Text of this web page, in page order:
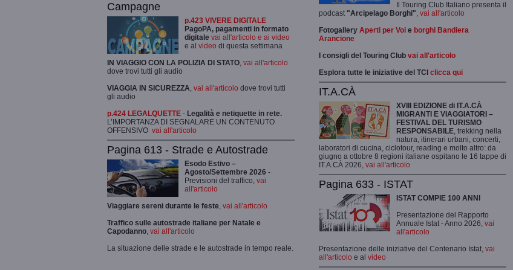
Campagne
p.423 VIVERE DIGITALE
PagoPA, pagamenti in formato
digitale vai all'articolo e ai video
e al video di questa settimana
IN VIAGGIO CON LA POLIZIA DI STATO, vai all'articolo
dove trovi tutti gli audio
VIAGGIA IN SICUREZZA, vai all'articolo dove trovi tutti
gli audio
p.424 LEGALQUETTE - Legalità e netiquette in rete.
L’IMPORTANZA DI SEGNALARE UN CONTENUTO
OFFENSIVO vai all'articolo
Pagina 613 - Strade e Autostrade
Esodo Estivo –
Agosto/Settembre 2026 -
Previsioni del traffico, vai
all'articolo
Viaggiare sereni durante le feste, vai all'articolo
Traffico sulle autostrade italiane per Natale e
Capodanno, vai all'articolo
La situazione delle strade e le autostrade in tempo reale.
Il Touring Club Italiano presenta il
podcast "Arcipelago Borghi", vai all'articolo
Fotogallery Aperti per Voi e borghi Bandiera
Arancione
I consigli del Touring Club vai all'articolo
Esplora tutte le iniziative del TCI clicca qui
IT.A.CÀ
XVIII EDIZIONE di IT.A.CÀ
MIGRANTI E VIAGGIATORI –
FESTIVAL DEL TURISMO
RESPONSABILE, trekking nella
natura, itinerari urbani, concerti,
laboratori di cucina, ciclotour, reading e molto altro: da
giugno a ottobre 8 regioni italiane ospitano le 16 tappe di
IT.A.CÀ 2026, vai all'articolo
Pagina 633 - ISTAT
ISTAT COMPIE 100 ANNI
Presentazione del Rapporto
Annuale Istat - Anno 2026, vai
all'articolo
Presentazione delle iniziative del Centenario Istat, vai
all'articolo e al video